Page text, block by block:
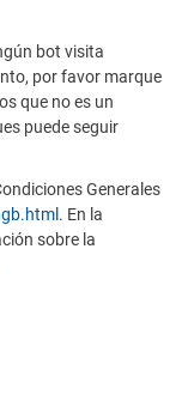
bot visita
por favor marque
que no es un
puede seguir
Generales
. En la
sobre la